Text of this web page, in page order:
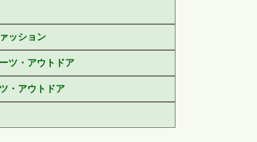
ッション
ツ・アウトドア
・アウトドア